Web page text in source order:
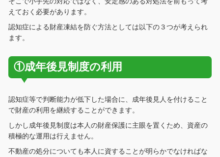
えておく必要があります。
認知症による財産凍結を防ぐ方法としては以下の３つが考えられ
ます。
①成年後見制度の利用
認知症等で判断能力が低下した場合に、成年後見人を付けること
で財産の利用を継続することができます。
しかし成年後見制度は本人の財産保護に主眼を置くため、資産の
積極的な運用は行えません。
不動産の処分についても本人に資することが明らかでなければな